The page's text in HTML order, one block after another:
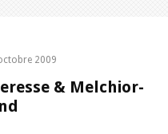
2009
& Melchior-